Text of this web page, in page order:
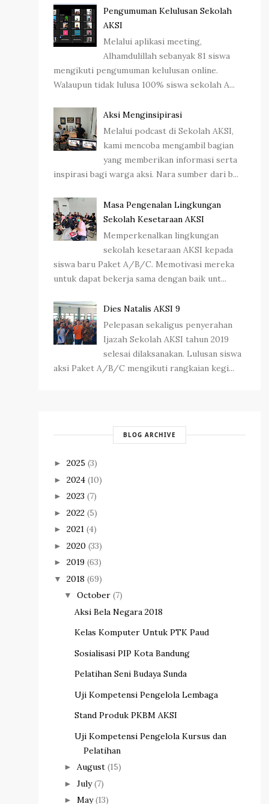
Pengumuman Kelulusan Sekolah
AKSI
Melalui aplikasi meeting,
Alhamdulillah sebanyak 81 siswa
mengikuti pengumuman kelulusan online.
Walaupun tidak lulusa 100% siswa sekolah A...
Aksi Menginsipirasi
Melalui podcast di Sekolah AKSI,
kami mencoba mengambil bagian
yang memberikan informasi serta
inspirasi bagi warga aksi. Nara sumber dari b...
Masa Pengenalan Lingkungan
Sekolah Kesetaraan AKSI
Memperkenalkan lingkungan
sekolah kesetaraan AKSI kepada
siswa baru Paket A/B/C. Memotivasi mereka
untuk dapat bekerja sama dengan baik unt...
Dies Natalis AKSI 9
Pelepasan sekaligus penyerahan
Ijazah Sekolah AKSI tahun 2019
selesai dilaksanakan. Lulusan siswa
aksi Paket A/B/C mengikuti rangkaian kegi...
BLOG ARCHIVE
► 2025 (3)
► 2024 (10)
► 2023 (7)
► 2022 (5)
► 2021 (4)
► 2020 (33)
► 2019 (63)
▼ 2018 (69)
▼ October (7)
Aksi Bela Negara 2018
Kelas Komputer Untuk PTK Paud
Sosialisasi PIP Kota Bandung
Pelatihan Seni Budaya Sunda
Uji Kompetensi Pengelola Lembaga
Stand Produk PKBM AKSI
Uji Kompetensi Pengelola Kursus dan
Pelatihan
► August (15)
► July (7)
► May (13)